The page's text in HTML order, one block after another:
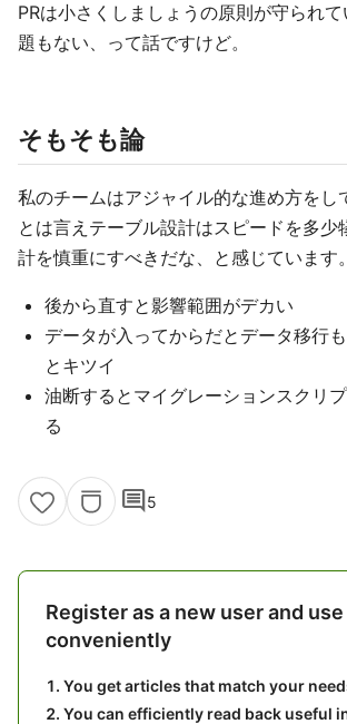
PRは小さくしましょうの原則が守られ
題もない、って話ですけど。
そもそも論
私のチームはアジャイル的な進め方をし
とは言えテーブル設計はスピードを多少
計を慎重にすべきだな、と感じています。
後から直すと影響範囲がデカい
データが入ってからだとデータ移行
とキツイ
油断するとマイグレーションスクリ
る
comment5
Register as a new user and
conveniently
You get articles that match your
You can efficiently read back useful